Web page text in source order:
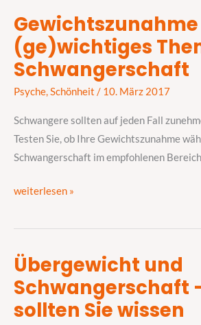
Gewichtszunahme
(ge)wichtiges
Schwangerschaft
Psyche,Schönheit / 10. März 2017
Schwangere sollten auf jeden Fall
Testen Sie, ob Ihre Gewichtszunahme
Schwangerschaft im empfohlenen
Gewichtszunahme
–
ein
(ge)wichtiges
Thema
in
der
Schwangerschaft
weiterlesen »
Übergewicht und
Schwangerschaft
sollten Sie wissen
Übergewicht
und
–